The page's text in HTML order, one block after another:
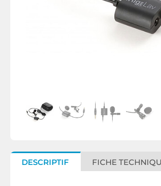
DESCRIPTIF FICHE